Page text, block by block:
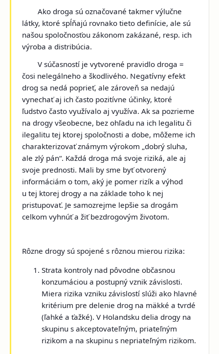
Ako droga sú označované takmer výlučne
látky, ktoré spĺňajú rovnako tieto definície, ale sú
našou spoločnosťou zákonom zakázané, resp. ich
výroba a distribúcia.
V súčasností je vytvorené pravidlo droga =
čosi nelegálneho a škodlivého. Negatívny efekt
drog sa nedá poprieť, ale zároveň sa nedajú
vynechať aj ich často pozitívne účinky, ktoré
ľudstvo často využívalo aj využíva. Ak sa pozrieme
na drogy všeobecne, bez ohľadu na ich legalitu či
ilegalitu tej ktorej spoločnosti a dobe, môžeme ich
charakterizovať známym výrokom „dobrý sluha,
ale zlý pán“. Každá droga má svoje riziká, ale aj
svoje prednosti. Mali by sme byť otvorený
informáciám o tom, aký je pomer rizík a výhod
u tej ktorej drogy a na základe toho k nej
pristupovať. Je samozrejme lepšie sa drogám
celkom vyhnúť a žiť bezdrogovým životom.
Rôzne drogy sú spojené s rôznou mierou rizika:
Strata kontroly nad pôvodne občasnou
konzumáciou a postupný vznik závislosti.
Miera rizika vzniku závislostí slúži ako hlavné
kritérium pre delenie drog na mäkké a tvrdé
(ľahké a ťažké).V Holandsku delia drogy na
skupinu s akceptovateľným, priateľným
rizikom a na skupinu s nepriateľným rizikom.